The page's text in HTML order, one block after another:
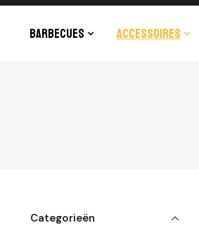
Barbecues Accessoires
Categorieën